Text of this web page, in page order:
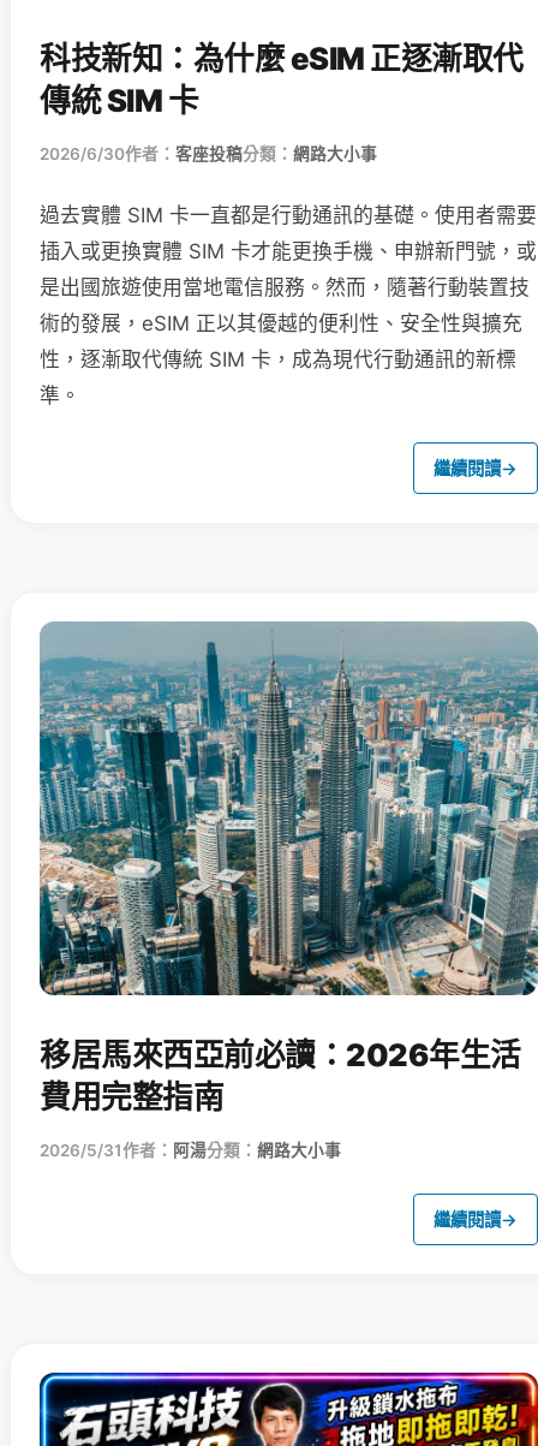
科技新知：為什麼 eSIM 正逐漸取代
傳統 SIM 卡
2026/6/30作者： 客座投稿分類： 網路大小事
過去實體 SIM 卡一直都是行動通訊的基礎。使用者需要
插入或更換實體 SIM 卡才能更換手機、申辦新門號，或
是出國旅遊使用當地電信服務。然而，隨著行動裝置技
術的發展，eSIM 正以其優越的便利性、安全性與擴充
性，逐漸取代傳統 SIM 卡，成為現代行動通訊的新標
準。
繼續閱讀→
移居馬來西亞前必讀：2026年生活
費用完整指南
2026/5/31作者： 阿湯分類： 網路大小事
繼續閱讀→